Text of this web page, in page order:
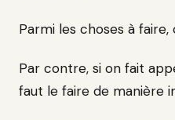
Parmi les choses à faire,
Par contre, si on fait
faut le faire de manière